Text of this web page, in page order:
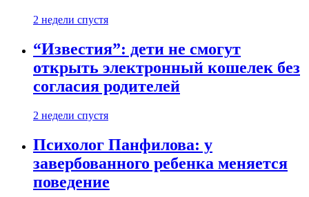
2 недели спустя
“Известия”: дети не смогут
открыть электронный кошелек без
согласия родителей
2 недели спустя
Психолог Панфилова: у
завербованного ребенка меняется
поведение